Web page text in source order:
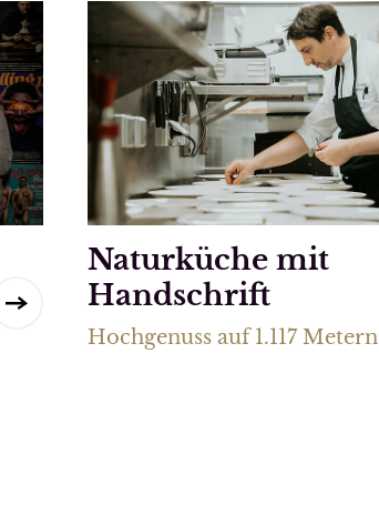
Naturküche mit
Handschrift
Hochgenuss auf 1.117 Metern